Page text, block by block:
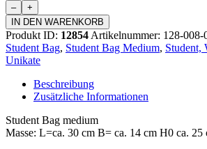
Student
Bag
Medium
Menge
IN DEN WARENKORB
Produkt ID: 12854 Artikelnummer: 128-008-
Student Bag, Student Bag Medium, Student,
Unikate
Beschreibung
Zusätzliche Informationen
Student Bag medium
Masse: L=ca. 30 cm B= ca. 14 cm H0 ca. 25